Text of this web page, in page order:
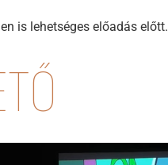
is lehetséges előadás előtt.